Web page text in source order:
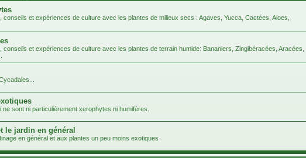
conseils et expériences de culture avec les plantes de milieux secs : Agaves, Yucca, Cactées, Aloes,
conseils et expériences de culture avec les plantes de terrain humide: Bananiers, Zingibéracées, Aracées,
sont ni particulièrement xerophytes ni humifères.
le jardin en général
en général et aux plantes un peu moins exotiques